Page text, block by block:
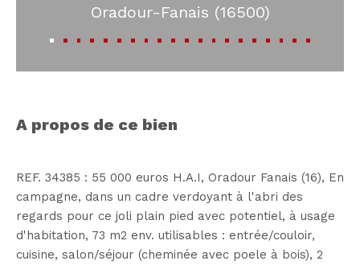
Oradour-Fanais (16500)
a propos de ce bien
REF. 34385 : 55 000 euros H.A.I, Oradour Fanais (16), En
campagne, dans un cadre verdoyant à l'abri des
regards pour ce joli plain pied avec potentiel, à usage
d'habitation, 73 m2 env. utilisables : entrée/couloir,
cuisine, salon/séjour (cheminée avec poele à bois), 2